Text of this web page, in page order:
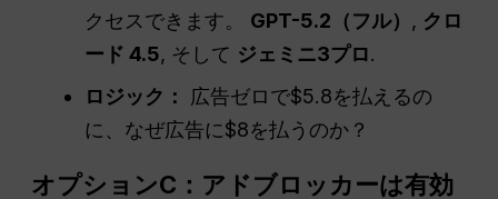
クセスできます。 GPT-5.2（フル） , クロ
ード 4.5, そして ジェミニ3プロ.
ロジック：
広告ゼロで$5.8を払えるの
に、なぜ広告に$8を払うのか？
オプションC：アドブロッカーは有効